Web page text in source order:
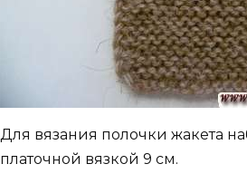
Для вязания полочки жакета
платочной вязкой 9 см.